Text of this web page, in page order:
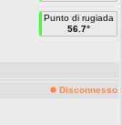
Punto di rugiada
56.7°
Disconnesso